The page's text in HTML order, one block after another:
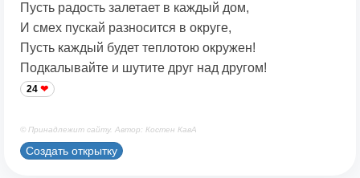
Пусть радость залетает в каждый дом,
И смех пускай разносится в округе,
Пусть каждый будет теплотою окружен!
Подкалывайте и шутите друг над другом!
24
© Принадлежит сайту. Автор: Костен КавА
Создать открытку